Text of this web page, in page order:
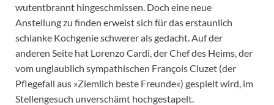
wutentbrannt hingeschmissen. Doch eine neue
Anstellung zu finden erweist sich für das erstaunlich
schlanke Kochgenie schwerer als gedacht. Auf der
anderen Seite hat Lorenzo Cardi, der Chef des Heims, der
vom unglaublich sympathischen François Cluzet (der
Pflegefall aus »Ziemlich beste Freunde«) gespielt wird, im
Stellengesuch unverschämt hochgestapelt.